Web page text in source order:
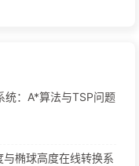
：A*算法与TSP问题
椭球高度在线转换系